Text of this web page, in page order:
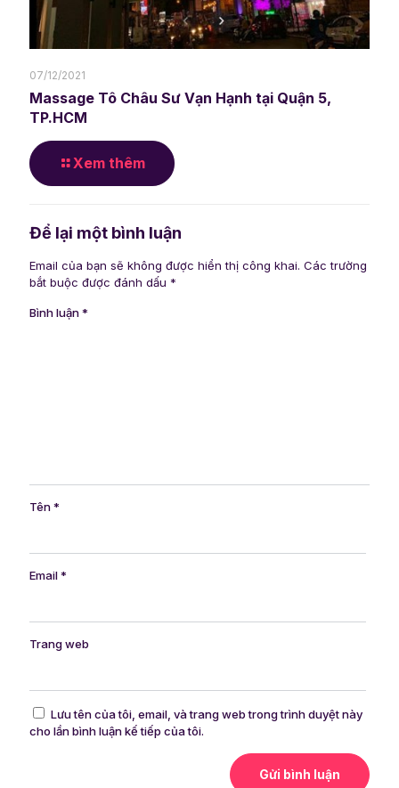
07/12/2021
Massage Tô Châu Sư Vạn Hạnh tại Quận 5,
TP.HCM
Xem thêm
Để lại một bình luận
Email của bạn sẽ không được hiển thị công khai. Các trường
bắt buộc được đánh dấu *
Bình luận*
Tên*
Email*
Trang web
Lưu tên của tôi, email, và trang web trong trình duyệt này
cho lần bình luận kế tiếp của tôi.